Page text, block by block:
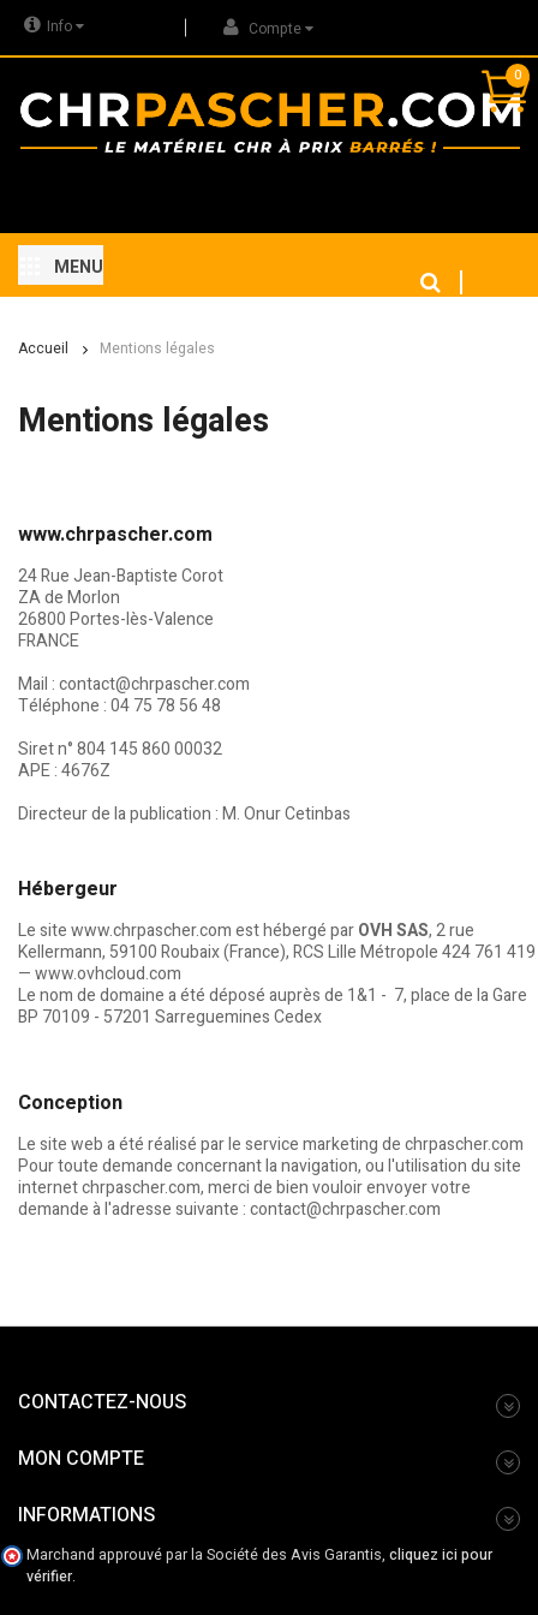
Info Compte
0
MENU
Accueil Mentions légales
Mentions légales
www.chrpascher.com
24 Rue Jean-Baptiste Corot
ZA de Morlon
26800 Portes-lès-Valence
FRANCE
Mail :contact@chrpascher.com
Téléphone : 04 75 78 56 48
Siret n° 804 145 860 00032
APE : 4676Z
Directeur de la publication : M. Onur Cetinbas
Hébergeur
Le sitewww.chrpascher.comest hébergé parOVH SAS, 2 rue
Kellermann, 59100 Roubaix (France), RCS Lille Métropole 424 761 419
—www.ovhcloud.com
Le nom de domaine a été déposé auprès de 1&1 - 7, place de la Gare
BP 70109 - 57201 Sarreguemines Cedex
Conception
Le site web a été réalisé par le service marketing dechrpascher.com
Pour toute demande concernant la navigation, ou l'utilisation du site
internetchrpascher.com, merci de bien vouloir envoyer votre
demande à l'adresse suivante :contact@chrpascher.com
CONTACTEZ-NOUS
MON COMPTE
INFORMATIONS
Marchand approuvé par la Société des Avis Garantis, cliquez ici pour
vérifier.